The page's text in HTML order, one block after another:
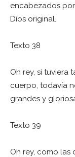
encabezados
Dios original.
Texto 38
Oh rey, si tuviera
cuerpo, todavía
grandes y
Texto 39
Oh rey, como las